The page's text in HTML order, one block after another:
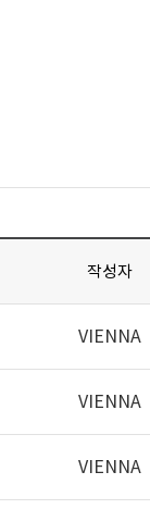
작성자
VIENNA
VIENNA
VIENNA